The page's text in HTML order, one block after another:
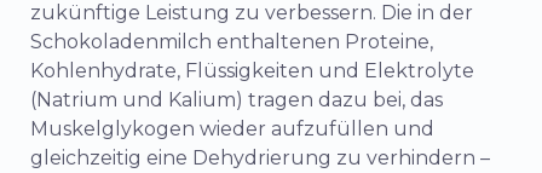
zukünftige Leistung zu verbessern. Die in der
Schokoladenmilch enthaltenen Proteine,
Kohlenhydrate, Flüssigkeiten und Elektrolyte
(Natrium und Kalium) tragen dazu bei, das
Muskelglykogen wieder aufzufüllen und
gleichzeitig eine Dehydrierung zu verhindern –